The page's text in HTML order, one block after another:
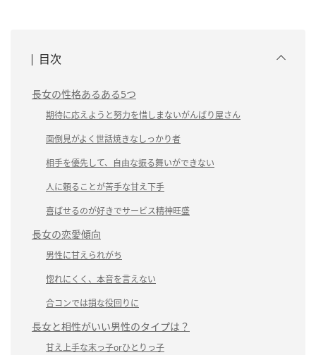
目次
長女の性格あるある5つ
期待に応えようと努力を惜しまないがんばり屋さん
面倒見がよく世話焼きなしっかり者
相手を優先して、自由な振る舞いができない
人に頼ることが苦手な甘え下手
喜ばせるのが好きでサービス精神旺盛
長女の恋愛傾向
男性に甘えられがち
惚れにくく、本音を言えない
合コンでは損な役回りに
長女と相性がいい男性のタイプは？
甘え上手な末っ子orひとりっ子